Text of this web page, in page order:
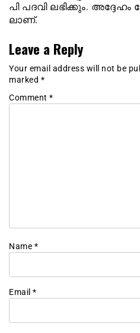
പി പ​​​ദ​​​വി ല​​​ഭി​​​ക്കും.
ലാണ്.
Leave a Reply
Your email address will not be
marked *
Comment *
Name *
Email *